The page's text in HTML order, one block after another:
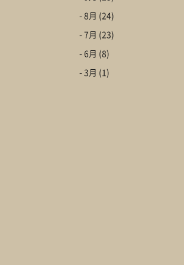
- 8月 (24)
- 7月 (23)
- 6月 (8)
- 3月 (1)